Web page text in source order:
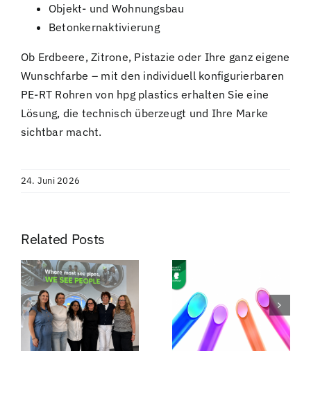
Objekt- und Wohnungsbau
Betonkernaktivierung
Ob Erdbeere, Zitrone, Pistazie oder Ihre ganz eigene
Wunschfarbe – mit den individuell konfigurierbaren
PE-RT Rohren von hpg plastics erhalten Sie eine
Lösung, die technisch überzeugt und Ihre Marke
sichtbar macht.
24. Juni 2026
Related Posts
hpg MIDI
inverse® –
Sicherheit
neu
PE-RT
Versorgung
weiterhin
gesichert